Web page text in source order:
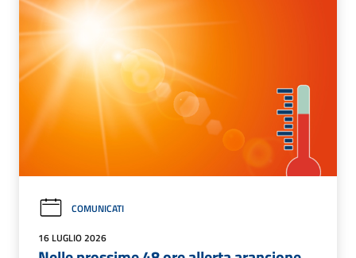
COMUNICATI
16 LUGLIO 2026